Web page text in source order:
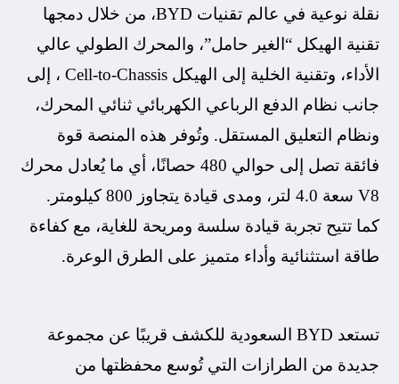
نقلة نوعية في عالم تقنيات BYD، من خلال دمجها
تقنية الهيكل “الغير حامل”، والمحرك الطولي عالي
الأداء، وتقنية الخلية إلى الهيكل Cell-to-Chassis ، إلى
جانب نظام الدفع الرباعي الكهربائي ثنائي المحرك،
ونظام التعليق المستقل. وتُوفر هذه المنصة قوة
فائقة تصل إلى حوالي 480 حصانًا، أي ما يُعادل محرك
V8 سعة 4.0 لتر، ومدى قيادة يتجاوز 800 كيلومتر.
كما تتيح تجربة قيادة سلسة ومريحة للغاية، مع كفاءة
طاقة استثنائية وأداء متميز على الطرق الوعرة.
تستعد BYD السعودية للكشف قريبًا عن مجموعة
جديدة من الطرازات التي تُوسع محفظتها من